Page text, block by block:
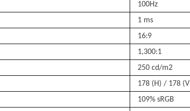
100Hz
1 ms
16:9
1,300:1
250 cd/m2
178 (H) / 178
109% sRGB